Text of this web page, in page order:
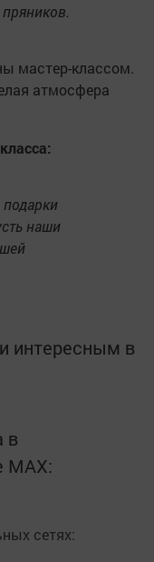
мастер-классом.
атмосфера
наши
интересным в
в
MАХ:
сетях: